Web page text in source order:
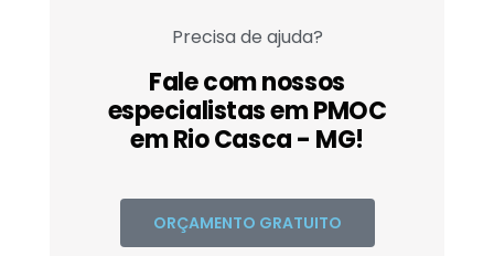
Precisa de ajuda?
Fale com nossos
especialistas em PMOC
em Rio Casca - MG!
ORÇAMENTO GRATUITO